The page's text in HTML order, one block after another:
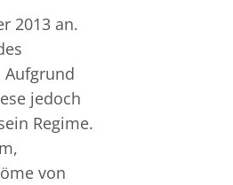
2013 an.
Aufgrund
jedoch
Regime.
von